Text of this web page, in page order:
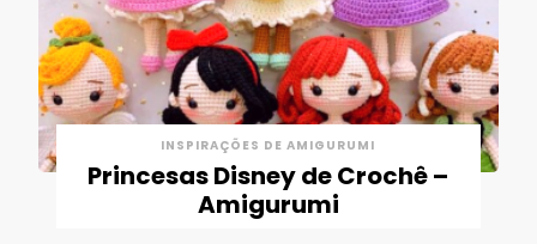
INSPIRAÇÕES DE AMIGURUMI
Princesas Disney de Crochê –
Amigurumi